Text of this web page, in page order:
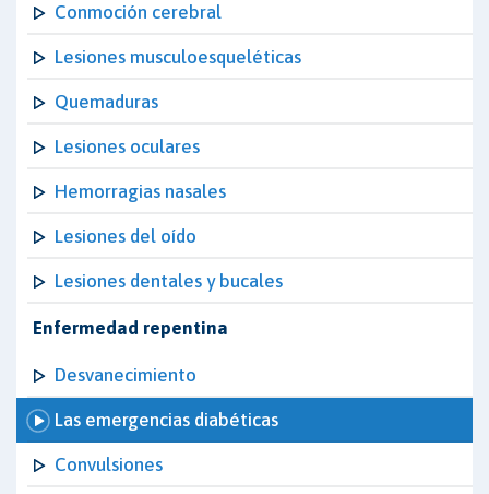
Conmoción cerebral
Lesiones musculoesqueléticas
Quemaduras
Lesiones oculares
Hemorragias nasales
Lesiones del oído
Lesiones dentales y bucales
Enfermedad repentina
Desvanecimiento
Las emergencias diabéticas
Convulsiones